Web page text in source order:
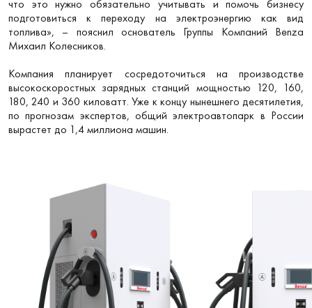
что это нужно обязательно учитывать и помочь бизнесу
подготовиться к переходу на электроэнергию как вид
топлива», – пояснил основатель Группы Компаний Benza
Михаил Колесников.
Компания планирует сосредоточиться на производстве
высокоскоростных зарядных станций мощностью 120, 160,
180, 240 и 360 киловатт. Уже к концу нынешнего десятилетия,
по прогнозам экспертов, общий электроавтопарк в России
вырастет до 1,4 миллиона машин.